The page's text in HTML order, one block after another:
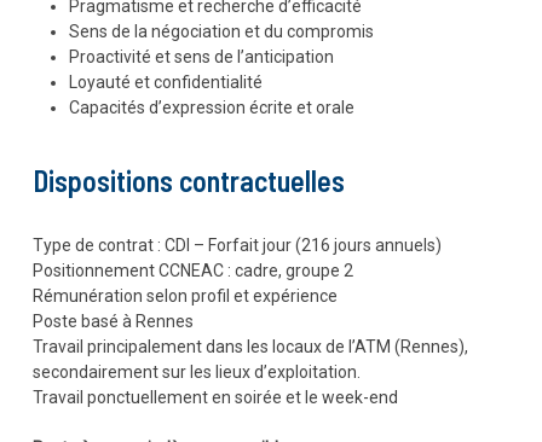
Pragmatisme et recherche d’efficacité
Sens de la négociation et du compromis
Proactivité et sens de l’anticipation
Loyauté et confidentialité
Capacités d’expression écrite et orale
Dispositions contractuelles
Type de contrat : CDI – Forfait jour (216 jours annuels)
Positionnement CCNEAC : cadre, groupe 2
Rémunération selon profil et expérience
Poste basé à Rennes
Travail principalement dans les locaux de l’ATM (Rennes),
secondairement sur les lieux d’exploitation.
Travail ponctuellement en soirée et le week-end